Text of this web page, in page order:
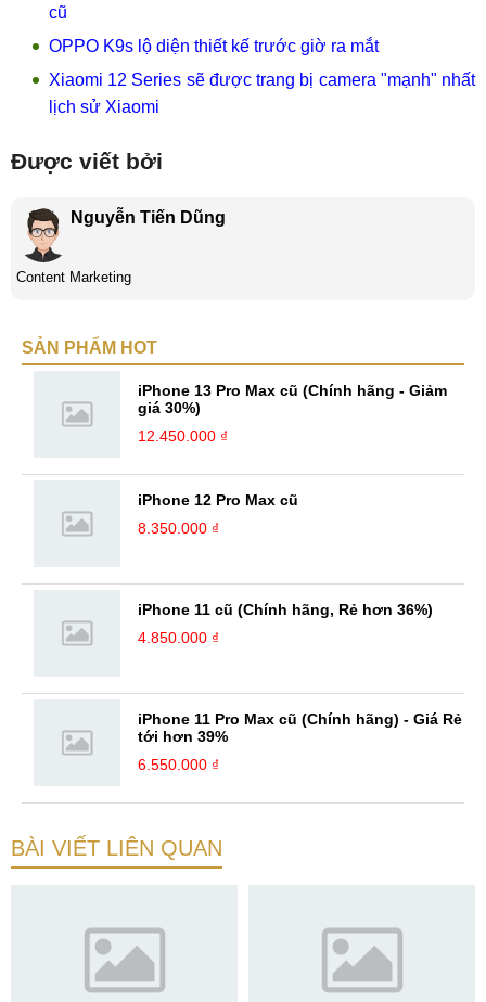
cũ
OPPO K9s lộ diện thiết kế trước giờ ra mắt
Xiaomi 12 Series sẽ được trang bị camera "mạnh" nhất
lịch sử Xiaomi
Được viết bởi
Nguyễn Tiến Dũng
Content Marketing
SẢN PHẨM HOT
iPhone 13 Pro Max cũ (Chính hãng - Giảm
giá 30%)
12.450.000 ₫
iPhone 12 Pro Max cũ
8.350.000 ₫
iPhone 11 cũ (Chính hãng, Rẻ hơn 36%)
4.850.000 ₫
iPhone 11 Pro Max cũ (Chính hãng) - Giá Rẻ
tới hơn 39%
6.550.000 ₫
BÀI VIẾT LIÊN QUAN